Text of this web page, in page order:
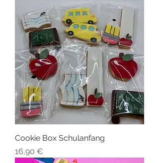
Cookie Box Schulanfang
Preis
16,90 €